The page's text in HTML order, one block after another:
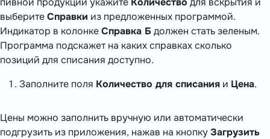
выберитеСправки из предложенных программой.
Индикатор в колонкеСправка Бдолжен стать зеленым.
Программа подскажет на каких справках сколько
позиций для списания доступно.
Заполните поля Количество для списания и Цена.
Цены можно заполнить вручную или автоматически
подгрузить из приложения, нажав на кнопкуЗагрузить